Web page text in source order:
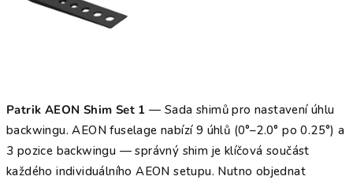
Patrik AEON Shim Set 1 — Sada shimů pro nastavení úhlu
backwingu. AEON fuselage nabízí 9 úhlů (0°–2.0° po 0.25°) a
3 pozice backwingu — správný shim je klíčová součást
každého individuálního AEON setupu. Nutno objednat